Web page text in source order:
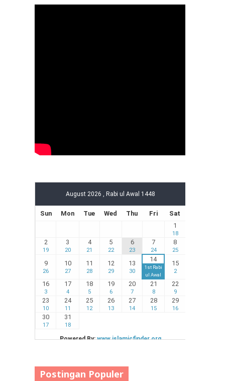
Postingan Populer